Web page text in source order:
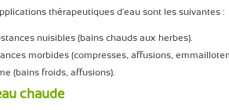
thérapeutiques d'eau sont les suivantes :
nuisibles (bains chauds aux herbes).
morbides (compresses, affusions,
(bains froids, affusions).
chaude